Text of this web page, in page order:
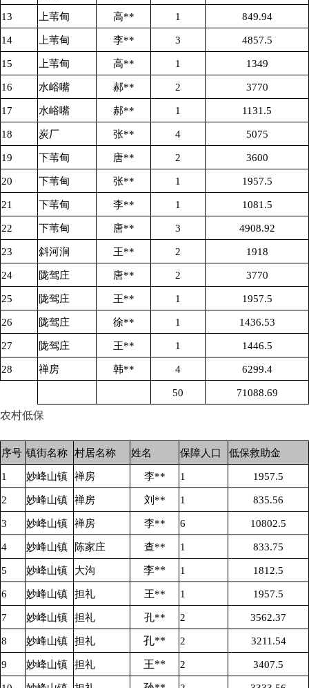
13 上苇甸 高** 1 849.94
14 上苇甸 李** 3 4857.5
15 上苇甸 高** 1 1349
16 水峪嘴 郝** 2 3770
17 水峪嘴 郝** 1 1131.5
18 炭厂 张** 4 5075
19 下苇甸 唐** 2 3600
20 下苇甸 张** 1 1957.5
21 下苇甸 李** 1 1081.5
22 下苇甸 唐** 3 4908.92
23 斜河涧 王** 2 1918
24 陇驾庄 唐** 2 3770
25 陇驾庄 王** 1 1957.5
26 陇驾庄 徐** 1 1436.53
27 陇驾庄 王** 1 1446.5
28 禅房 韩** 4 6299.4
50 71088.69
农村低保
序号 镇街名称 村居名称 姓名 保障人口 低保救助金
1 妙峰山镇 禅房 李** 1 1957.5
2 妙峰山镇 禅房 刘** 1 835.56
3 妙峰山镇 禅房 李** 6 10802.5
4 妙峰山镇 陈家庄 查** 1 833.75
5 妙峰山镇 大沟 李** 1 1812.5
6 妙峰山镇 担礼 王** 1 1957.5
7 妙峰山镇 担礼 孔** 2 3562.37
8 妙峰山镇 担礼 孔** 2 3211.54
9 妙峰山镇 担礼 王** 2 3407.5